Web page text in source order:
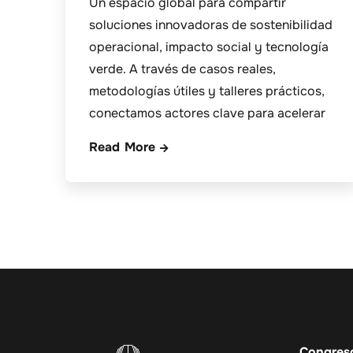
soluciones innovadoras de sostenibilidad
operacional, impacto social y tecnología
verde. A través de casos reales,
metodologías útiles y talleres prácticos,
conectamos actores clave para acelerar
Read More